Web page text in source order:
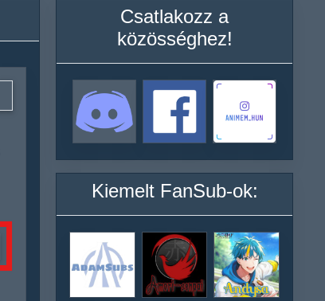
Csatlakozz a
közösséghez!
Kiemelt FanSub-ok: